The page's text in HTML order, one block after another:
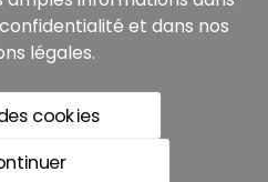
légale plus les frais de
et dans nos
légales.
cookies